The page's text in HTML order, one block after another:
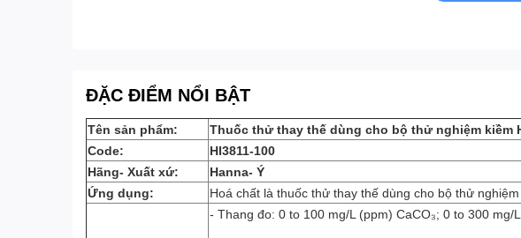
ĐẶC ĐIỂM NỔI BẬT
Tên sản phẩm:
Thuốc thử thay thế dùng cho bộ thử nghiệm kiềm
Code:
HI3811-100
Hãng- Xuất xứ:
Hanna- Ý
Ứng dụng:
Hoá chất là thuốc thử thay thế dùng cho bộ thử nghiệm
- Thang đo: 0 to 100 mg/L (ppm) CaCO₃; 0 to 300 mg/